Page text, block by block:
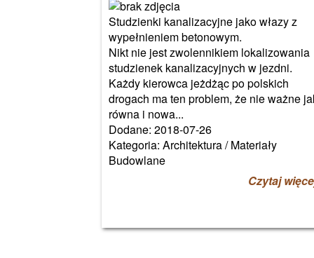
Studzienki kanalizacyjne jako włazy z
wypełnieniem betonowym.
Nikt nie jest zwolennikiem lokalizowania
studzienek kanalizacyjnych w jezdni.
Każdy kierowca jeżdżąc po polskich
drogach ma ten problem, że nie ważne
równa i nowa...
Dodane: 2018-07-26
Kategoria: Architektura / Materiały
Budowlane
Czytaj